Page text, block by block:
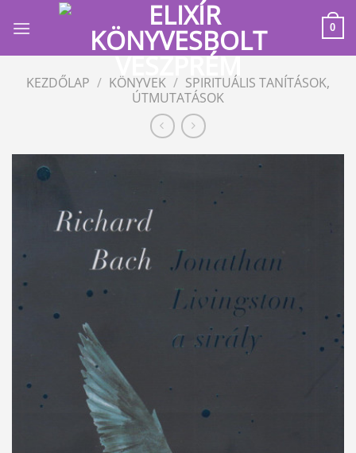
0
KEZDŐLAP / KÖNYVEK / SPIRITUÁLIS TANÍTÁSOK,
ÚTMUTATÁSOK